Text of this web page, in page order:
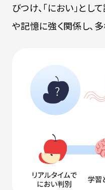
びつけ、「におい」と
や記憶に強く関係し、